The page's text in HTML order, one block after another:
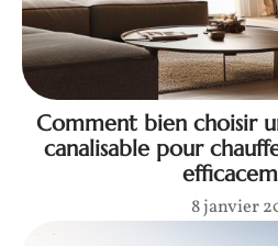
Comment bien choisir
canalisable pour
8 janvier